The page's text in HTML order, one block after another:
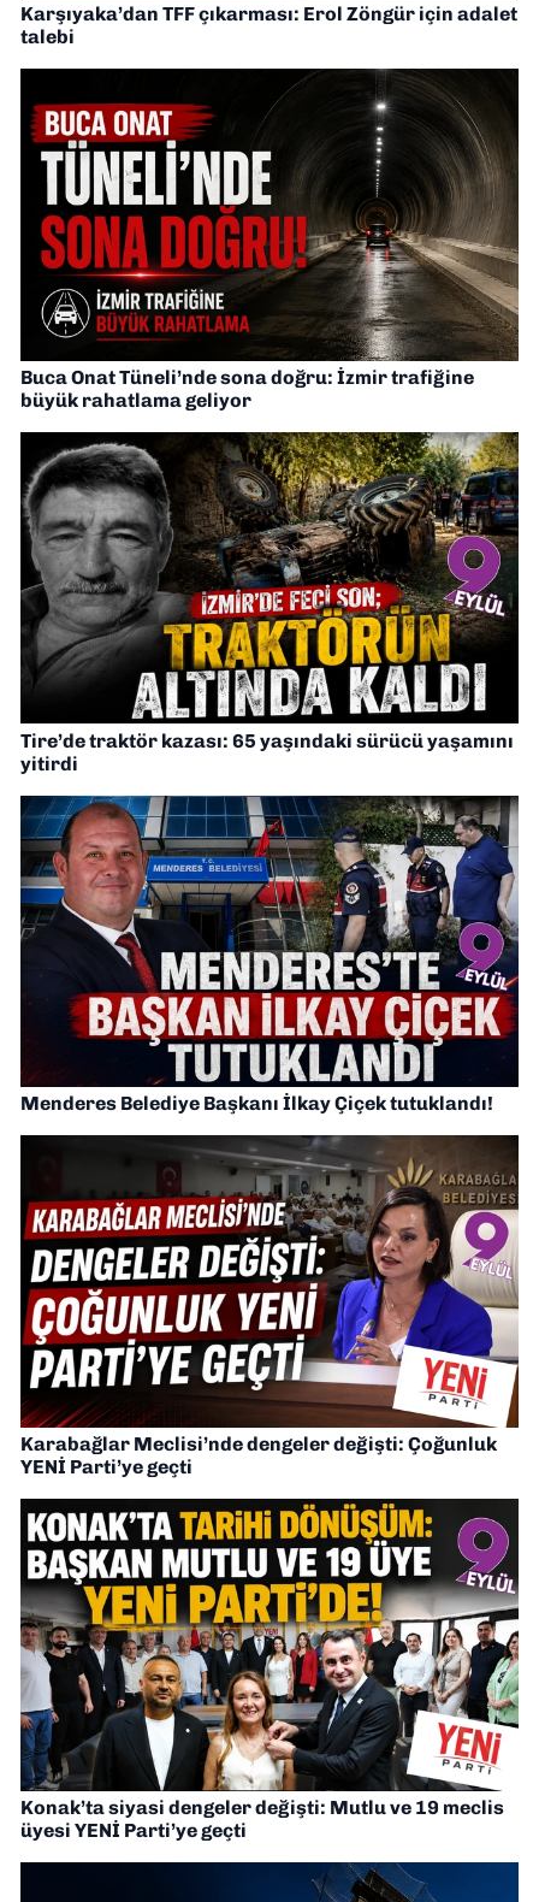
Karşıyaka’dan TFF çıkarması: Erol Zöngür için adalet
talebi
Buca Onat Tüneli’nde sona doğru: İzmir trafiğine
büyük rahatlama geliyor
Tire’de traktör kazası: 65 yaşındaki sürücü yaşamını
yitirdi
Menderes Belediye Başkanı İlkay Çiçek tutuklandı!
Karabağlar Meclisi’nde dengeler değişti: Çoğunluk
YENİ Parti’ye geçti
Konak’ta siyasi dengeler değişti: Mutlu ve 19 meclis
üyesi YENİ Parti’ye geçti